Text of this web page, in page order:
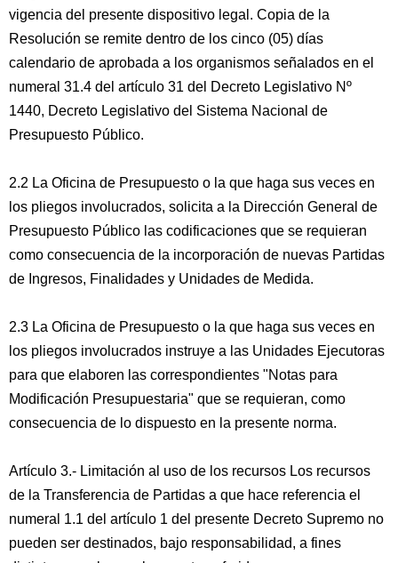
vigencia del presente dispositivo legal. Copia de la
Resolución se remite dentro de los cinco (05) días
calendario de aprobada a los organismos señalados en el
numeral 31.4 del artículo 31 del Decreto Legislativo Nº
1440, Decreto Legislativo del Sistema Nacional de
Presupuesto Público.
2.2 La Oficina de Presupuesto o la que haga sus veces en
los pliegos involucrados, solicita a la Dirección General de
Presupuesto Público las codificaciones que se requieran
como consecuencia de la incorporación de nuevas Partidas
de Ingresos, Finalidades y Unidades de Medida.
2.3 La Oficina de Presupuesto o la que haga sus veces en
los pliegos involucrados instruye a las Unidades Ejecutoras
para que elaboren las correspondientes "Notas para
Modificación Presupuestaria" que se requieran, como
consecuencia de lo dispuesto en la presente norma.
Artículo 3.- Limitación al uso de los recursos Los recursos
de la Transferencia de Partidas a que hace referencia el
numeral 1.1 del artículo 1 del presente Decreto Supremo no
pueden ser destinados, bajo responsabilidad, a fines